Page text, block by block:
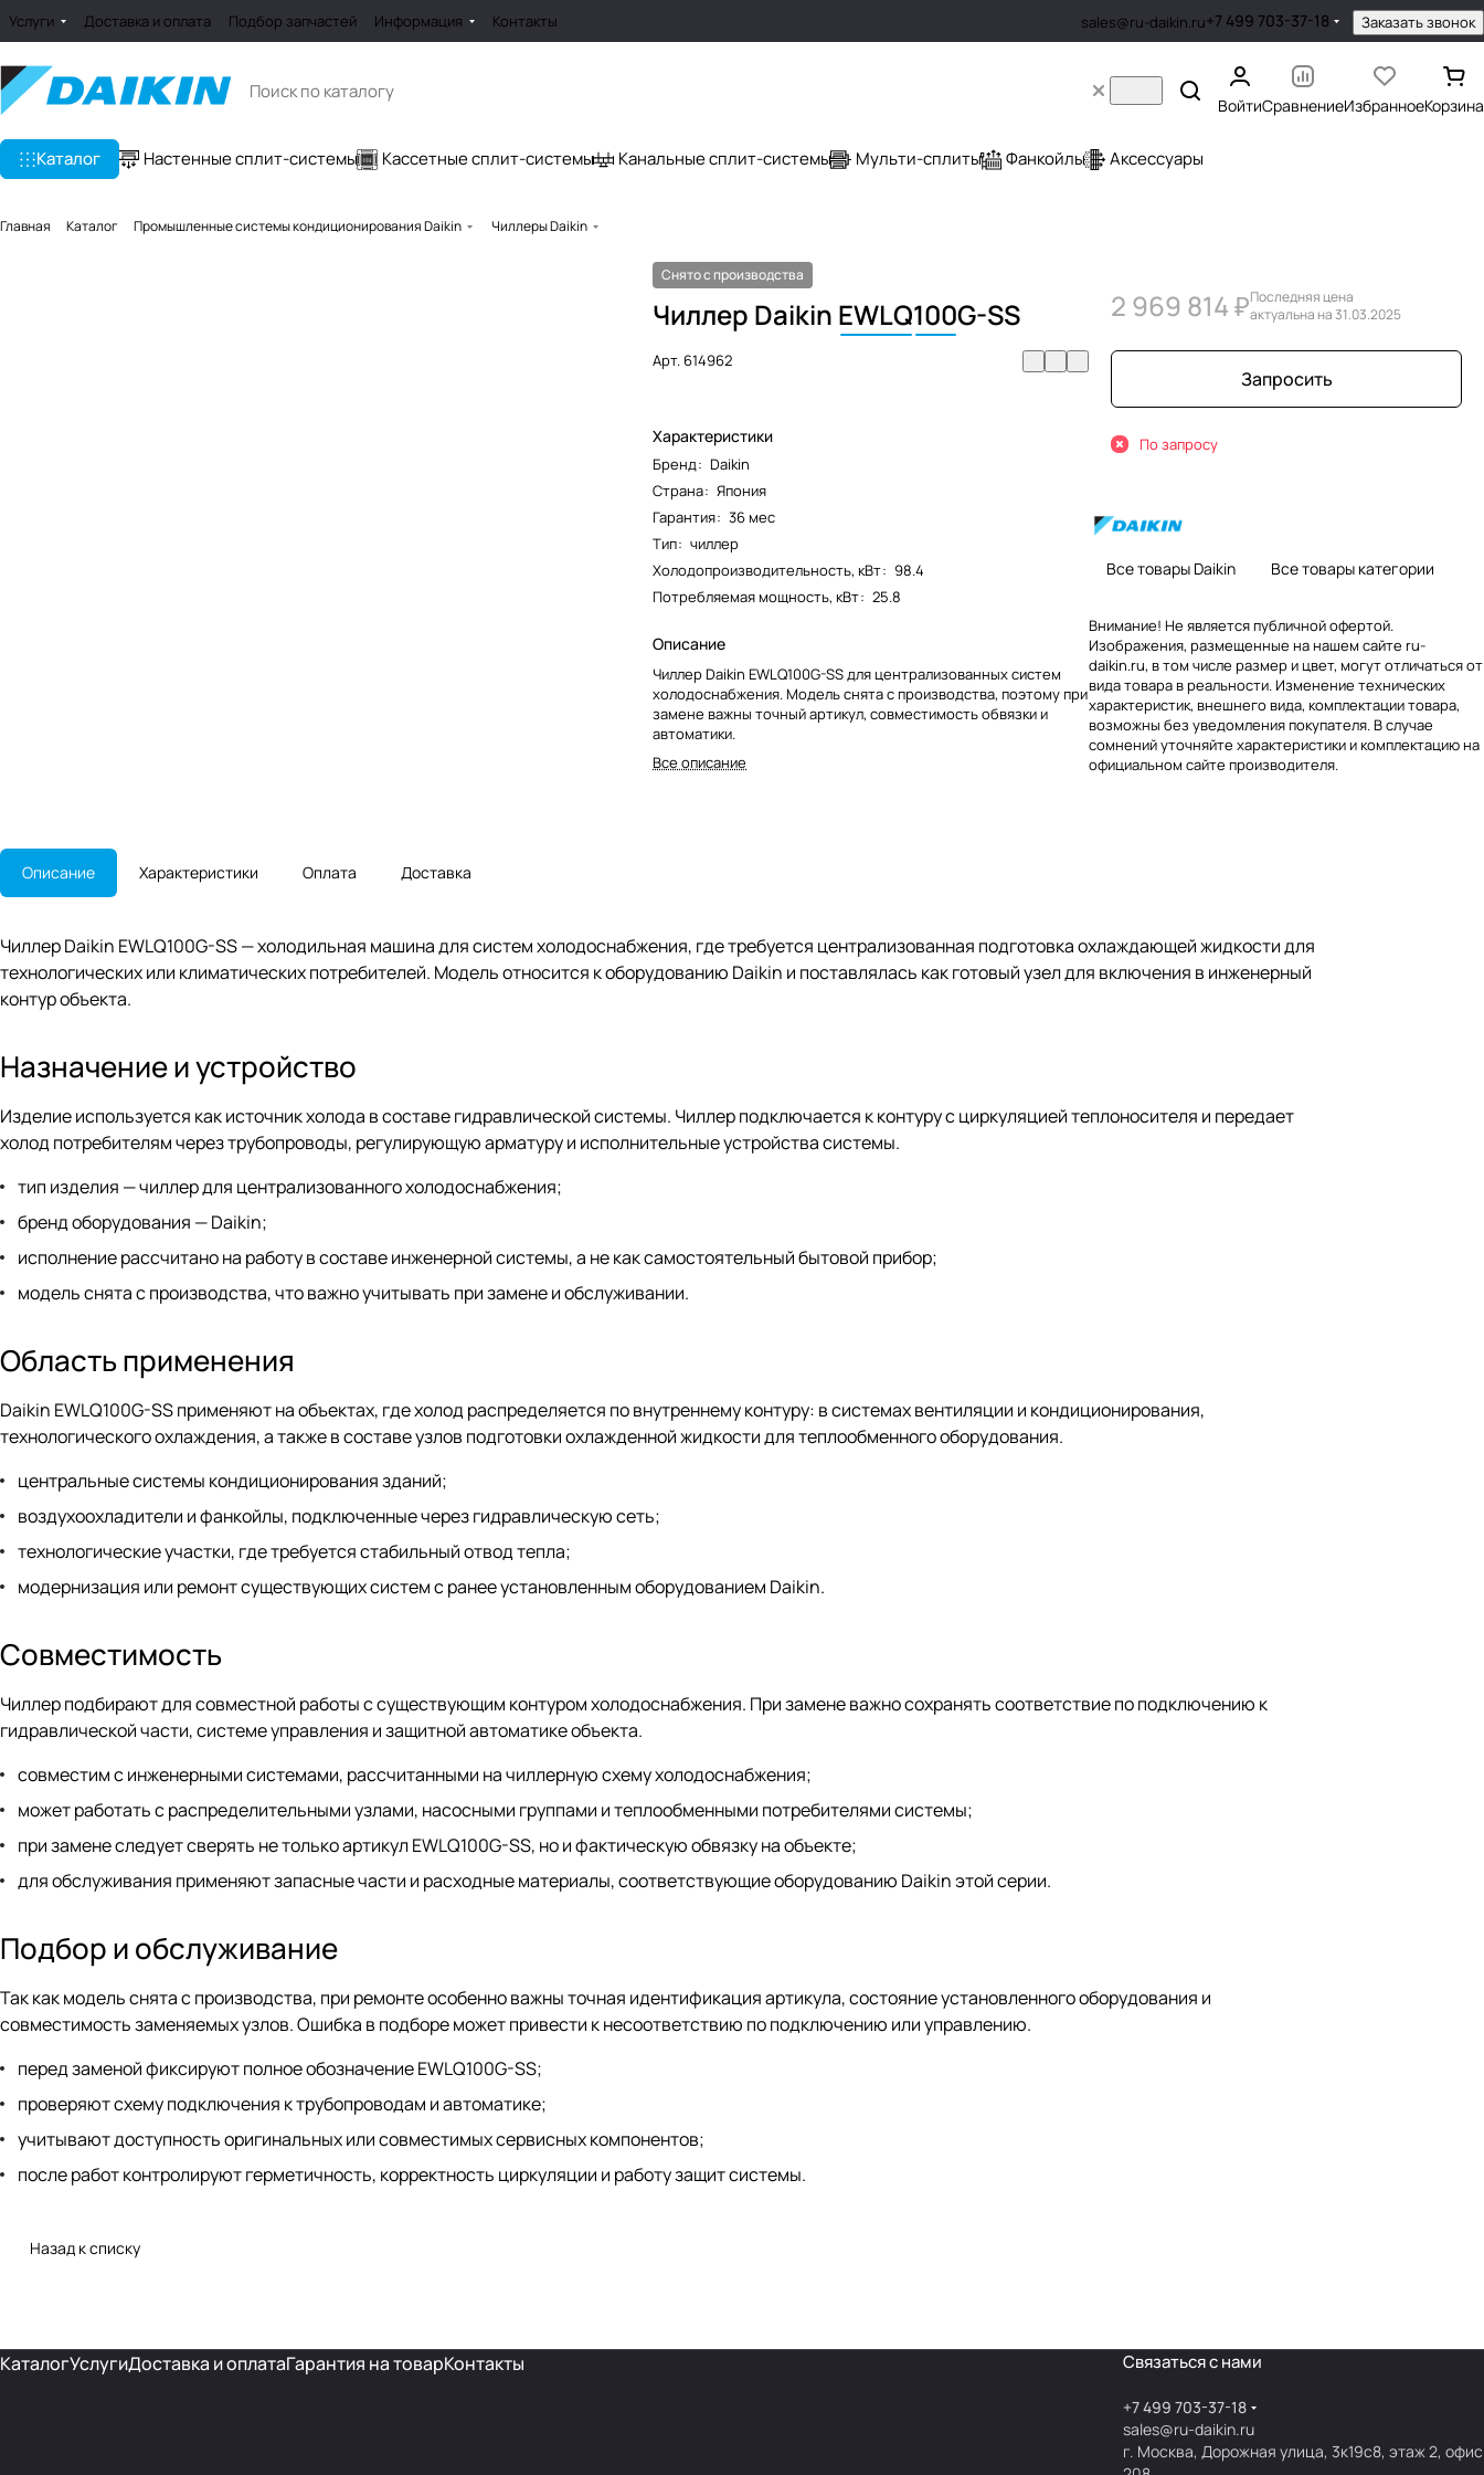
Услуги Доставка и оплата Подбор запчастей Информация Контакты sales@ru-daikin.ru+7 499 703-37-18 Заказать звонок
ВойтиСравнениеИзбранноеКорзина
Каталог Настенные сплит-системы Кассетные сплит-системы Канальные сплит-системы Мульти-сплиты Фанкойлы Аксессуары
Главная Каталог Промышленные системы кондиционирования Daikin Чиллеры Daikin
Снято с производства
Чиллер Daikin EWLQ100G-SS
Арт.614962
Характеристики
Бренд: Daikin
Страна: Япония
Гарантия: 36 мес
Тип: чиллер
Холодопроизводительность, кВт: 98.4
Потребляемая мощность, кВт: 25.8
Описание
Чиллер Daikin EWLQ100G-SS для централизованных систем
холодоснабжения. Модель снята с производства, поэтому при
замене важны точный артикул, совместимость обвязки и
автоматики.
Все описание
2 969 814 ₽Последняя цена
актуальна на 31.03.2025
Запросить
По запросу
Все товары Daikin Все товары категории
Внимание! Не является публичной офертой.
Изображения, размещенные на нашем сайте ru-
daikin.ru, в том числе размер и цвет, могут отличаться от
вида товара в реальности. Изменение технических
характеристик, внешнего вида, комплектации товара,
возможны без уведомления покупателя. В случае
сомнений уточняйте характеристики и комплектацию на
официальном сайте производителя.
Описание Характеристики Оплата Доставка
Чиллер Daikin EWLQ100G-SS — холодильная машина для систем холодоснабжения, где требуется централизованная подготовка охлаждающей жидкости для
технологических или климатических потребителей. Модель относится к оборудованию Daikin и поставлялась как готовый узел для включения в инженерный
контур объекта.
Назначение и устройство
Изделие используется как источник холода в составе гидравлической системы. Чиллер подключается к контуру с циркуляцией теплоносителя и передает
холод потребителям через трубопроводы, регулирующую арматуру и исполнительные устройства системы.
тип изделия — чиллер для централизованного холодоснабжения;
бренд оборудования — Daikin;
исполнение рассчитано на работу в составе инженерной системы, а не как самостоятельный бытовой прибор;
модель снята с производства, что важно учитывать при замене и обслуживании.
Область применения
Daikin EWLQ100G-SS применяют на объектах, где холод распределяется по внутреннему контуру: в системах вентиляции и кондиционирования,
технологического охлаждения, а также в составе узлов подготовки охлажденной жидкости для теплообменного оборудования.
центральные системы кондиционирования зданий;
воздухоохладители и фанкойлы, подключенные через гидравлическую сеть;
технологические участки, где требуется стабильный отвод тепла;
модернизация или ремонт существующих систем с ранее установленным оборудованием Daikin.
Совместимость
Чиллер подбирают для совместной работы с существующим контуром холодоснабжения. При замене важно сохранять соответствие по подключению к
гидравлической части, системе управления и защитной автоматике объекта.
совместим с инженерными системами, рассчитанными на чиллерную схему холодоснабжения;
может работать с распределительными узлами, насосными группами и теплообменными потребителями системы;
при замене следует сверять не только артикул EWLQ100G-SS, но и фактическую обвязку на объекте;
для обслуживания применяют запасные части и расходные материалы, соответствующие оборудованию Daikin этой серии.
Подбор и обслуживание
Так как модель снята с производства, при ремонте особенно важны точная идентификация артикула, состояние установленного оборудования и
совместимость заменяемых узлов. Ошибка в подборе может привести к несоответствию по подключению или управлению.
перед заменой фиксируют полное обозначение EWLQ100G-SS;
проверяют схему подключения к трубопроводам и автоматике;
учитывают доступность оригинальных или совместимых сервисных компонентов;
после работ контролируют герметичность, корректность циркуляции и работу защит системы.
Назад к списку
КаталогУслугиДоставка и оплатаГарантия на товарКонтакты Связаться с нами
+7 499 703-37-18
sales@ru-daikin.ru
г. Москва, Дорожная улица, 3к19с8, этаж 2, офис